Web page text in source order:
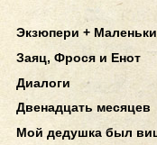
Экзюпери +
Заяц, Фрося и Енот
Диалоги
Двенадцать месяцев
Мой дедушка был